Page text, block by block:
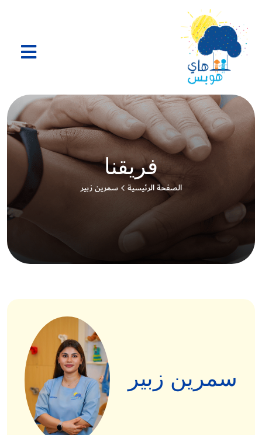
فريقنا
الصفحة الرئيسية سمرين زبير
سمرين زبير